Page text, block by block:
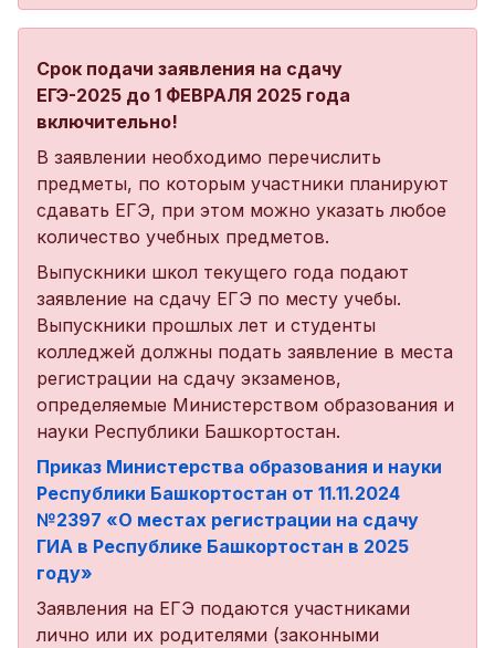
Срок подачи заявления на сдачу
ЕГЭ-2025 до 1 ФЕВРАЛЯ 2025 года
включительно!
В заявлении необходимо перечислить
предметы, по которым участники планируют
сдавать ЕГЭ, при этом можно указать любое
количество учебных предметов.
Выпускники школ текущего года подают
заявление на сдачу ЕГЭ по месту учебы.
Выпускники прошлых лет и студенты
колледжей должны подать заявление в места
регистрации на сдачу экзаменов,
определяемые Министерством образования и
науки Республики Башкортостан.
Приказ Министерства образования и науки
Республики Башкортостан от 11.11.2024
№2397 «О местах регистрации на сдачу
ГИА в Республике Башкортостан в 2025
году»
Заявления на ЕГЭ подаются участниками
лично или их родителями (законными